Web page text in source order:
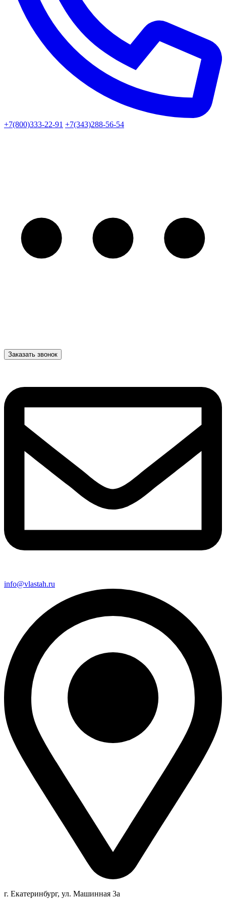
+7(800)333-22-91 +7(343)288-56-54
Заказать звонок
info@vlastah.ru
г. Екатеринбург, ул. Машинная 3а